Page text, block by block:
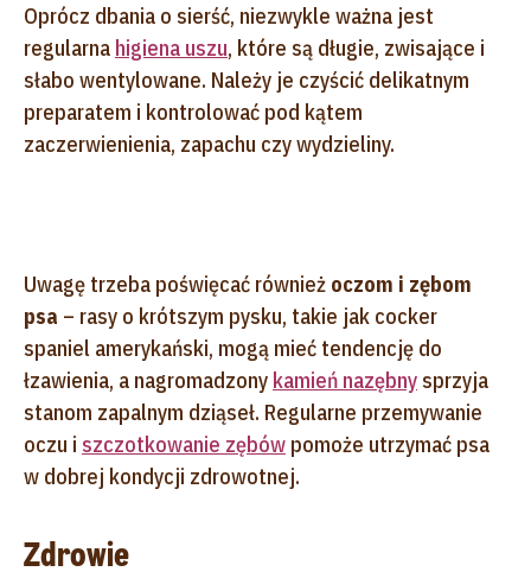
Oprócz dbania o sierść, niezwykle ważna jest
regularna higiena uszu, które są długie, zwisające i
słabo wentylowane. Należy je czyścić delikatnym
preparatem i kontrolować pod kątem
zaczerwienienia, zapachu czy wydzieliny.
Uwagę trzeba poświęcać również oczom i zębom
psa – rasy o krótszym pysku, takie jak cocker
spaniel amerykański, mogą mieć tendencję do
łzawienia, a nagromadzony kamień nazębny sprzyja
stanom zapalnym dziąseł. Regularne przemywanie
oczu i szczotkowanie zębów pomoże utrzymać psa
w dobrej kondycji zdrowotnej.
Zdrowie